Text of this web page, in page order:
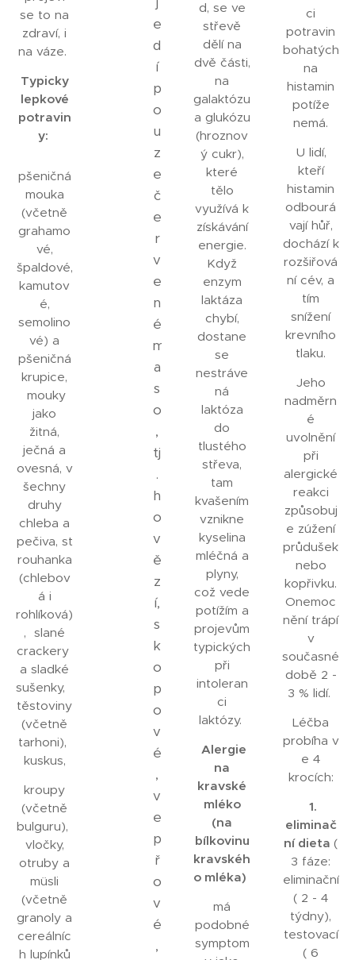
se to na
zdraví, i
na váze.
Typicky
lepkové
potravin
y:
pšeničná
mouka
(včetně
grahamo
vé,
špaldové,
kamutov
é,
semolino
vé) a
pšeničná
krupice,
mouky
jako
žitná,
ječná a
ovesná, v
šechny
druhy
chleba a
pečiva, st
rouhanka
(chlebov
á i
rohlíková)
, slané
crackery
a sladké
sušenky,
těstoviny
(včetně
tarhoni),
kuskus,
kroupy
(včetně
bulguru),
vločky,
otruby a
müsli
(včetně
granoly a
cereálníc
h lupínků
e
d
í
p
o
u
z
e
č
e
r
v
e
n
é
m
a
s
o
,
tj
.
h
o
v
ě
z
í,
s
k
o
p
o
v
é
,
v
e
p
ř
o
v
é
,
d, se ve
střevě
dělí na
dvě části,
na
galaktózu
a glukózu
(hroznov
ý cukr),
které
tělo
využívá k
získávání
energie.
Když
enzym
laktáza
chybí,
dostane
se
nestráve
ná
laktóza
do
tlustého
střeva,
tam
kvašením
vznikne
kyselina
mléčná a
plyny,
což vede
potížím a
projevům
typických
při
intoleran
ci
laktózy.
Alergie
na
kravské
mléko
(na
bílkovinu
kravskéh
o mléka)
má
podobné
symptom
ci
potravin
bohatých
na
histamin
potíže
nemá.
U lidí,
kteří
histamin
odbourá
vají hůř,
dochází k
rozšiřová
ní cév, a
tím
snížení
krevního
tlaku.
Jeho
nadměrn
é
uvolnění
při
alergické
reakci
způsobuj
e zúžení
průdušek
nebo
kopřivku.
Onemoc
nění trápí
v
současné
době 2 -
3 % lidí.
Léčba
probíha v
e 4
krocích:
1.
eliminač
ní dieta (
3 fáze:
eliminační
( 2 - 4
týdny),
testovací
( 6